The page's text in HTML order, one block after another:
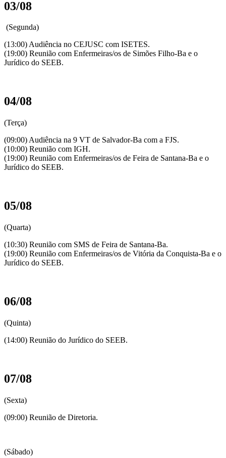
03/08
(Segunda)
(13:00) Audiência no CEJUSC com ISETES.
(19:00) Reunião com Enfermeiras/os de Simões Filho-Ba e o
Jurídico do SEEB.
04/08
(Terça)
(09:00) Audiência na 9 VT de Salvador-Ba com a FJS.
(10:00) Reunião com IGH.
(19:00) Reunião com Enfermeiras/os de Feira de Santana-Ba e o
Jurídico do SEEB.
05/08
(Quarta)
(10:30) Reunião com SMS de Feira de Santana-Ba.
(19:00) Reunião com Enfermeiras/os de Vitória da Conquista-Ba e o
Jurídico do SEEB.
06/08
(Quinta)
(14:00) Reunião do Jurídico do SEEB.
07/08
(Sexta)
(09:00) Reunião de Diretoria.
(Sábado)